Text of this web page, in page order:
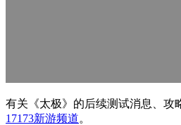
有关 《太极》 的后续测试消息、攻
17173新游频道。